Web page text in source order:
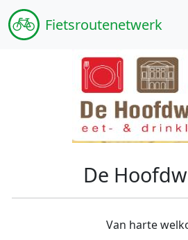
Fietsroutenetwerk
De
Van harte